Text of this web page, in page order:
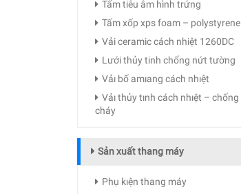
Tấm tiêu âm hình trứng
Tấm xốp xps foam – polystyrene
Vải ceramic cách nhiệt 1260DC
Lưới thủy tinh chống nứt tường
Vảı bố amıang cách nhıệt
Vảı thủy tınh cách nhıệt – chống
cháy
Sản xuất thang máy
Phụ kıện thang máy